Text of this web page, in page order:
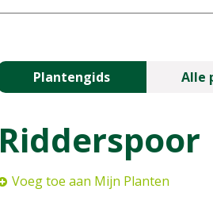
Plantengids Alle
Ridderspoor
Voeg toe aan Mijn Planten